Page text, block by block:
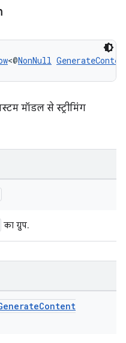
<@NonNull
मॉडल से स्ट्रीमिंग
का ग्रुप.
Content